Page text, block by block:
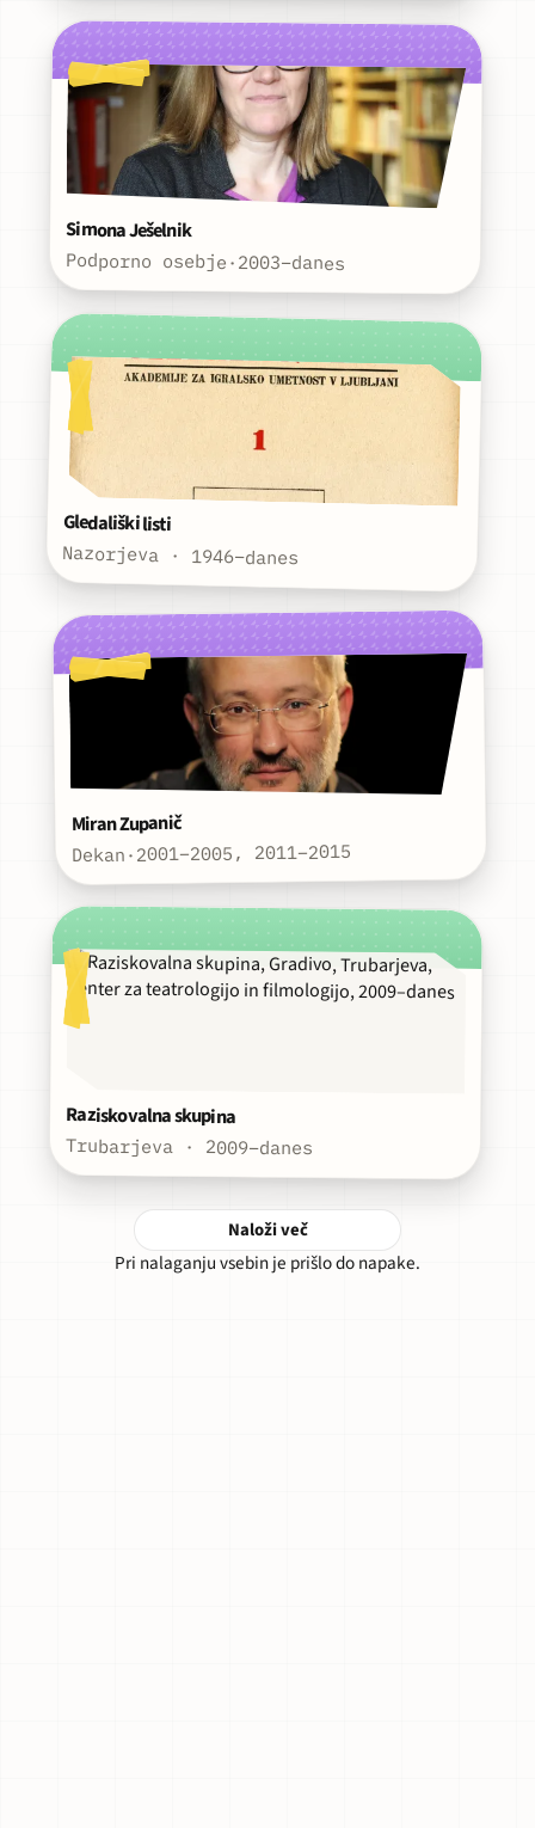
Simona Ješelnik
Podporno osebje·2003–danes
Gledališki listi
Nazorjeva · 1946–danes
Miran Zupanič
Dekan·2001–2005, 2011–2015
Raziskovalna skupina
Trubarjeva · 2009–danes
Naloži več
Pri nalaganju vsebin je prišlo do napake.